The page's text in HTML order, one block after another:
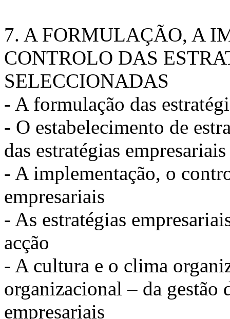
7. A FORMULAÇÃO, A
CONTROLO DAS
SELECCIONADAS
- A formulação das
- O estabelecimento de
das estratégias empresariais
- A implementação, o
empresariais
- As estratégias
acção
- A cultura e o clima
organizacional – da gestão
empresariais